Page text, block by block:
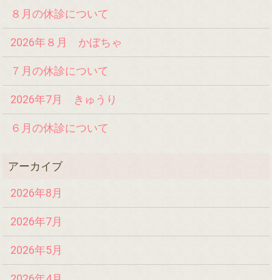
８月の休診について
2026年８月 かぼちゃ
７月の休診について
2026年7月 きゅうり
６月の休診について
2026年8月
2026年7月
2026年5月